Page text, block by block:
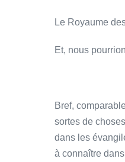
Le Royaume
Et, nous
Bref,
sortes de
dans les
à connaître